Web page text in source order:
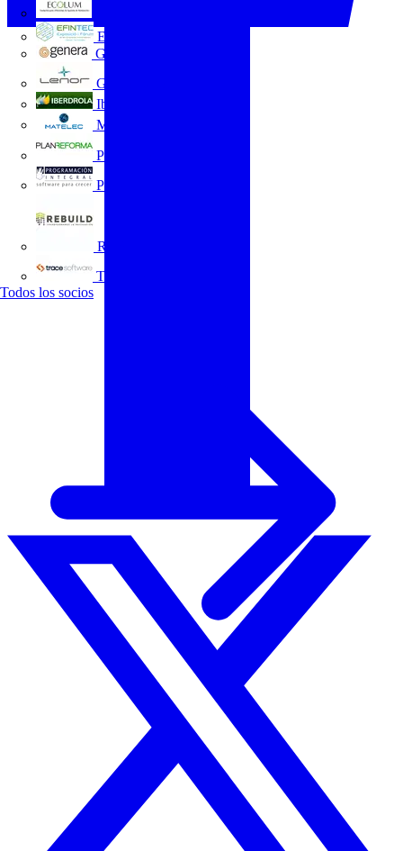
Efintec
GENERA
Grupo Lenor
Iberdrola
MATELEC
Plan Reforma
Programación Integral
REBUILD
Trace Software
Todos los socios